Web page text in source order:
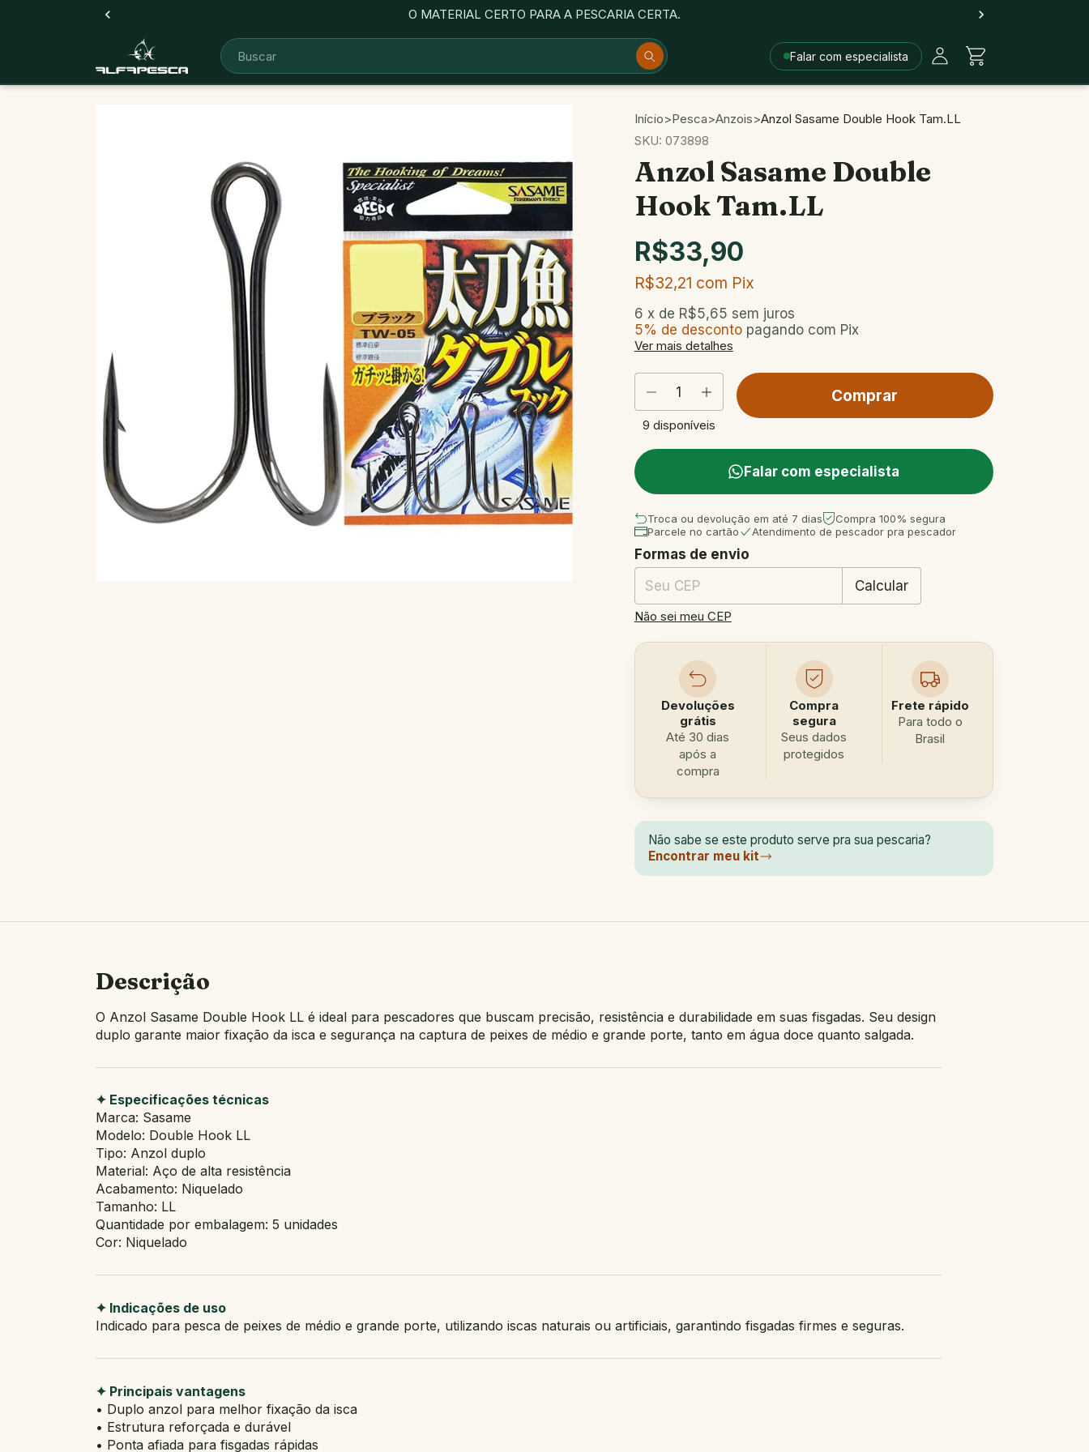
O MATERIAL CERTO PARA A PESCARIA CERTA.
Falar com especialista
Início>Pesca>Anzois>Anzol Sasame Double Hook Tam.LL
SKU: 073898
Anzol Sasame Double
Hook Tam.LL
R$33,90
R$32,21 com Pix
6 x de R$5,65 sem juros
5% de descontopagando com Pix
Ver mais detalhes
9 disponíveis
Falar com especialista
Troca ou devolução em até 7 dias
Compra 100% segura
Parcele no cartão
Atendimento de pescador pra pescador
Entregas para o CEP:
Formas de envio
Calcular
Não sei meu CEP
Devoluções
grátis
Até 30 dias
após a
compra
Compra
segura
Seus dados
protegidos
Frete rápido
Para todo o
Brasil
Não sabe se este produto serve pra sua pescaria?
Encontrar meu kit
Descrição
O Anzol Sasame Double Hook LL é ideal para pescadores que buscam precisão, resistência e durabilidade em suas fisgadas. Seu design
duplo garante maior fixação da isca e segurança na captura de peixes de médio e grande porte, tanto em água doce quanto salgada.
✦ Especificações técnicas
Marca: Sasame
Modelo: Double Hook LL
Tipo: Anzol duplo
Material: Aço de alta resistência
Acabamento: Niquelado
Tamanho: LL
Quantidade por embalagem: 5 unidades
Cor: Niquelado
✦ Indicações de uso
Indicado para pesca de peixes de médio e grande porte, utilizando iscas naturais ou artificiais, garantindo fisgadas firmes e seguras.
✦ Principais vantagens
• Duplo anzol para melhor fixação da isca
• Estrutura reforçada e durável
• Ponta afiada para fisgadas rápidas